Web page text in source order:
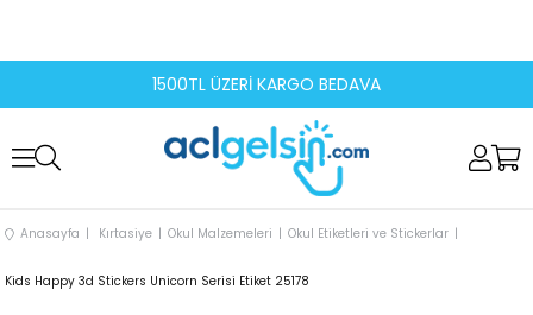
1500TL ÜZERİ KARGO BEDAVA
Anasayfa Kırtasiye Okul Malzemeleri Okul Etiketleri ve Stickerlar
Kids Happy 3d Stickers Unicorn Serisi Etiket 25178